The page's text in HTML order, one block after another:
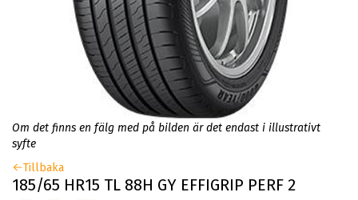
Om det finns en fälg med på bilden är det endast i illustrativt
syfte
Tillbaka
185/65 HR15 TL 88H GY EFFIGRIP PERF 2